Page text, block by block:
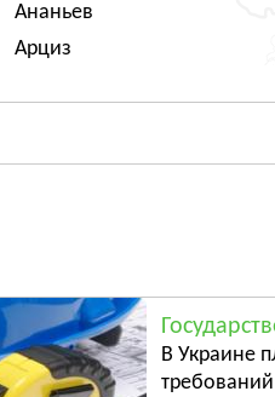
Ананьев
Арциз
Смотреть всё
ЧЕРКАССКАЯ ОБЛАСТЬ
Черкассы
Городище
В Украине